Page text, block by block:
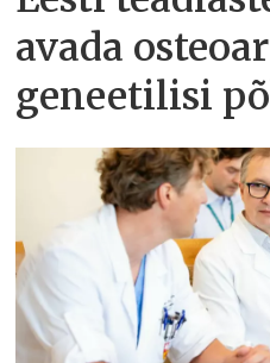
avada
geneetilisi